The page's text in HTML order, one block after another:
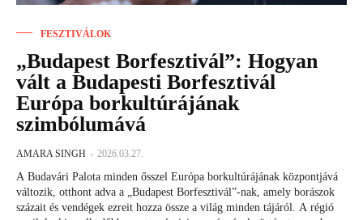
FESZTIVÁLOK
„Budapest Borfesztivál”: Hogyan
vált a Budapesti Borfesztivál
Európa borkultúrájának
szimbólumává
AMARA SINGH - 2026.03.27.
A Budavári Palota minden ősszel Európa borkultúrájának központjává
változik, otthont adva a „Budapest Borfesztivál”-nak, amely borászok
százait és vendégek ezreit hozza össze a világ minden tájáról. A régió